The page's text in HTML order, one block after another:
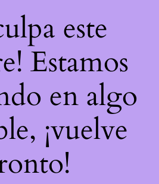
este
Estamos
en algo
¡vuelve